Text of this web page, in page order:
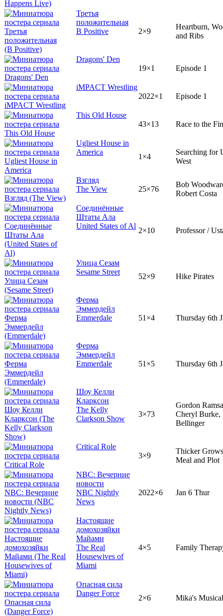
Третья
положительная
B Positive
2×9
Heartburn,
and Ribs
Dragons' Den
19×1
Episode 1
iMPACT Wrestling
2022×1
Episode 1
This Old House
43×13
Race to the
Ugliest House in
America
1×4
Searching for
West
Взгляд
The View
25×76
Bob
Robert Costa
Соединённые
Штаты Ала
United States of Al
2×10 Professor /
Улица Сезам
Sesame Street
52×9 Hike Pirates
Ферма
Эммердейл
Emmerdale
51×4 Thursday 6th
Ферма
Эммердейл
Emmerdale
51×5 Thursday 6th
Шоу Келли
Кларксон
The Kelly
Clarkson Show
3×73
Gordon
Cheryl Burke,
Bellinger
Critical Role
3×9
Thicker
Meal and Plot
NBC: Вечерние
новости
NBC Nightly
News
2022×6 Jan 6 Thur
Настоящие
домохозяйки
Майами
The Real
Housewives of
Miami
4×5 Family
Опасная сила
Danger Force
2×6 Mika's Musical